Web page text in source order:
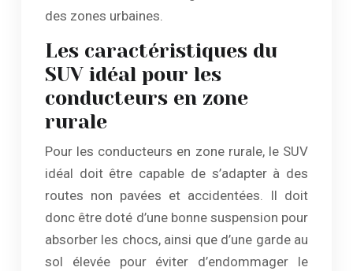
des zones urbaines.
Les caractéristiques du
SUV idéal pour les
conducteurs en zone
rurale
Pour les conducteurs en zone rurale, le SUV
idéal doit être capable de s’adapter à des
routes non pavées et accidentées. Il doit
donc être doté d’une bonne suspension pour
absorber les chocs, ainsi que d’une garde au
sol élevée pour éviter d’endommager le